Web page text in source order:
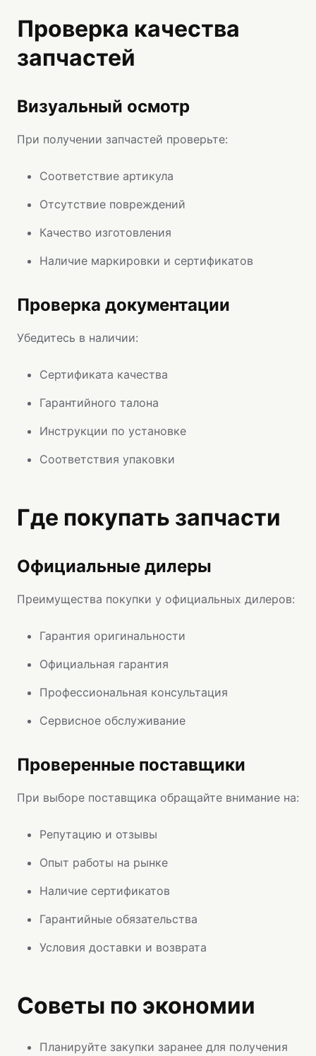
Проверка качества
запчастей
Визуальный осмотр
При получении запчастей проверьте:
Соответствие артикула
Отсутствие повреждений
Качество изготовления
Наличие маркировки и сертификатов
Проверка документации
Убедитесь в наличии:
Сертификата качества
Гарантийного талона
Инструкции по установке
Соответствия упаковки
Где покупать запчасти
Официальные дилеры
Преимущества покупки у официальных дилеров:
Гарантия оригинальности
Официальная гарантия
Профессиональная консультация
Сервисное обслуживание
Проверенные поставщики
При выборе поставщика обращайте внимание на:
Репутацию и отзывы
Опыт работы на рынке
Наличие сертификатов
Гарантийные обязательства
Условия доставки и возврата
Советы по экономии
Планируйте закупки заранее для получения